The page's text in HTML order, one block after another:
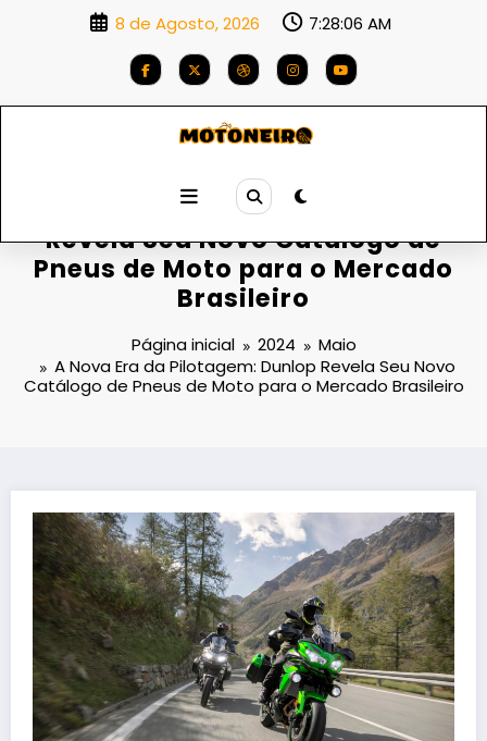
8 de Agosto, 2026 7:28:07 AM
A Nova Era da Pilotagem: Dunlop
Revela Seu Novo Catálogo de
Pneus de Moto para o Mercado
Brasileiro
Página inicial 2024
Maio
A Nova Era da Pilotagem: Dunlop Revela Seu Novo
Catálogo de Pneus de Moto para o Mercado Brasileiro